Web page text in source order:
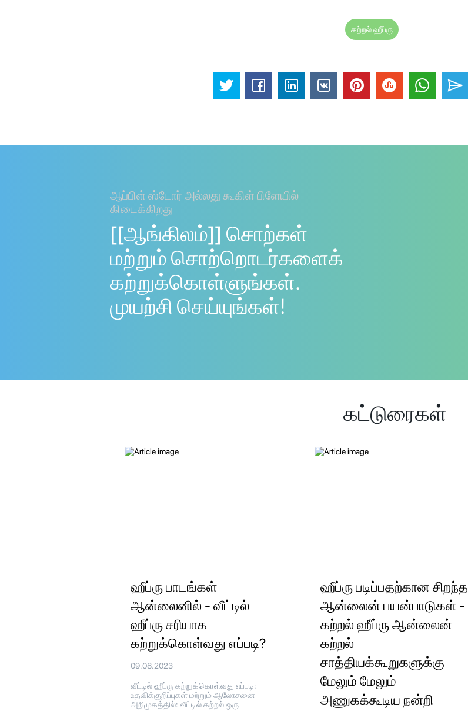
கற்றல் ஹீப்ரு
ஆப்பிள் ஸ்டோர் அல்லது கூகிள் பிளேயில்
கிடைக்கிறது
[[ஆங்கிலம்]] சொற்கள்
மற்றும் சொற்றொடர்களைக்
கற்றுக்கொள்ளுங்கள்.
முயற்சி செய்யுங்கள்!
கட்டுரைகள்
ஹீப்ரு பாடங்கள்
ஆன்லைனில் - வீட்டில்
ஹீப்ரு சரியாக
கற்றுக்கொள்வது எப்படி?
09.08.2023
வீட்டில் ஹீப்ரு கற்றுக்கொள்வது எப்படி:
உதவிக்குறிப்புகள் மற்றும் ஆலோசனை
அறிமுகத்தில்: வீட்டில் கற்றல் ஒரு
ஹீப்ரு படிப்பதற்கான சிறந்த
ஆன்லைன் பயன்பாடுகள் -
கற்றல் ஹீப்ரு ஆன்லைன்
கற்றல்
சாத்தியக்கூறுகளுக்கு
மேலும் மேலும்
அணுகக்கூடிய நன்றி